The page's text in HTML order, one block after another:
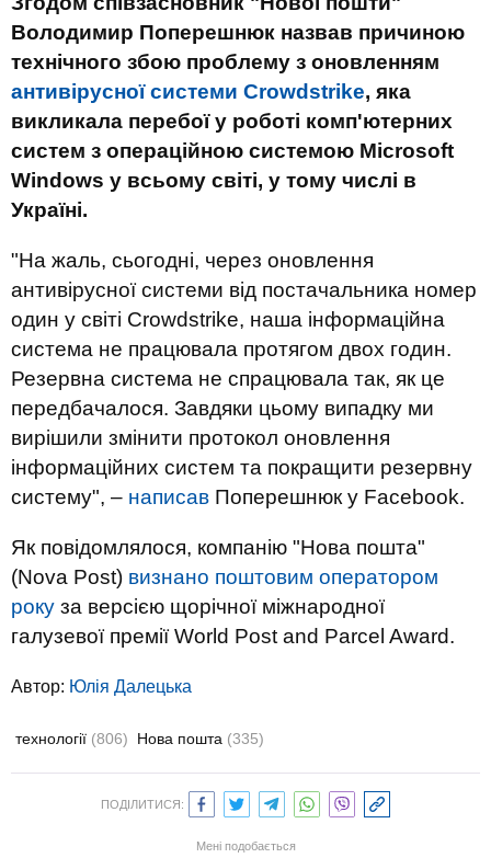
Володимир Поперешнюк назвав причиною
технічного збою проблему з оновленням
антивірусної системи Crowdstrike, яка
викликала перебої у роботі комп'ютерних
систем з операційною системою Microsoft
Windows у всьому світі, у тому числі в
Україні.
"На жаль, сьогодні, через оновлення
антивірусної системи від постачальника номер
один у світі Crowdstrike, наша інформаційна
система не працювала протягом двох годин.
Резервна система не спрацювала так, як це
передбачалося. Завдяки цьому випадку ми
вирішили змінити протокол оновлення
інформаційних систем та покращити резервну
систему", – написав Поперешнюк у Facebook.
Як повідомлялося, компанію "Нова пошта"
(Nova Post) визнано поштовим оператором
року за версією щорічної міжнародної
галузевої премії World Post and Parcel Award.
Автор: Юлiя Далецька
технології (806) Нова пошта (335)
ПОДІЛИТИСЯ:
Мені подобається